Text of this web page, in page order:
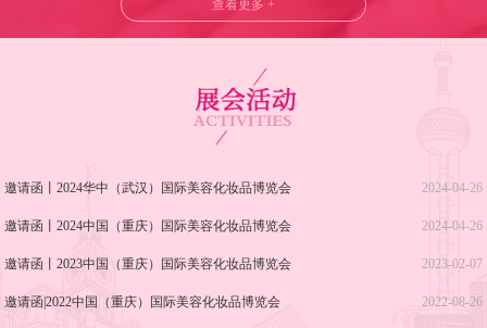
查看更多 +
2024-04-26
邀请函丨2024华中（武汉）国际美容化妆品博览会
2024-04-26
邀请函丨2024中国（重庆）国际美容化妆品博览会
2023-02-07
邀请函丨2023中国（重庆）国际美容化妆品博览会
2022-08-26
邀请函|2022中国（重庆）国际美容化妆品博览会